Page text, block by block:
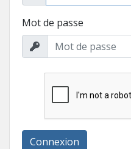
Mot de passe
Connexion